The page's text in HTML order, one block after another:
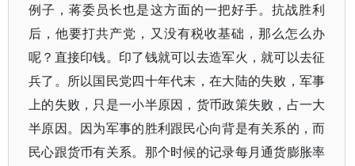
例子，蒋委员长也是这方面的一把好手。抗战胜利
后，他要打共产党，又没有税收基础，那么怎么办
呢？直接印钱。印了钱就可以去造军火，就可以去征
兵了。所以国民党四十年代末，在大陆的失败，军事
上的失败，只是一小半原因，货币政策失败，占一大
半原因。因为军事的胜利跟民心向背是有关系的，而
民心跟货币有关系。那个时候的记录每月通货膨胀率